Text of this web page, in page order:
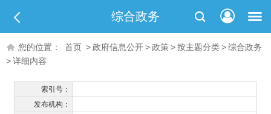
综合政务
您的位置： 首页 >政府信息公开>政策>按主题分类>综合政务
>详细内容
索引号：
发布机构：